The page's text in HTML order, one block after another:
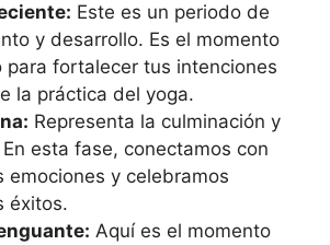
Este es un periodo de
y desarrollo. Es el momento
para fortalecer tus intenciones
la práctica del yoga.
Representa la culminación y
esta fase, conectamos con
emociones y celebramos
éxitos.
Aquí es el momento